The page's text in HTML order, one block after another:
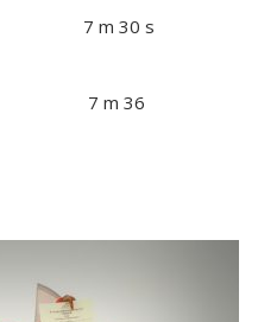
34 s 7 m 30 s
s 7 m 36
11 s